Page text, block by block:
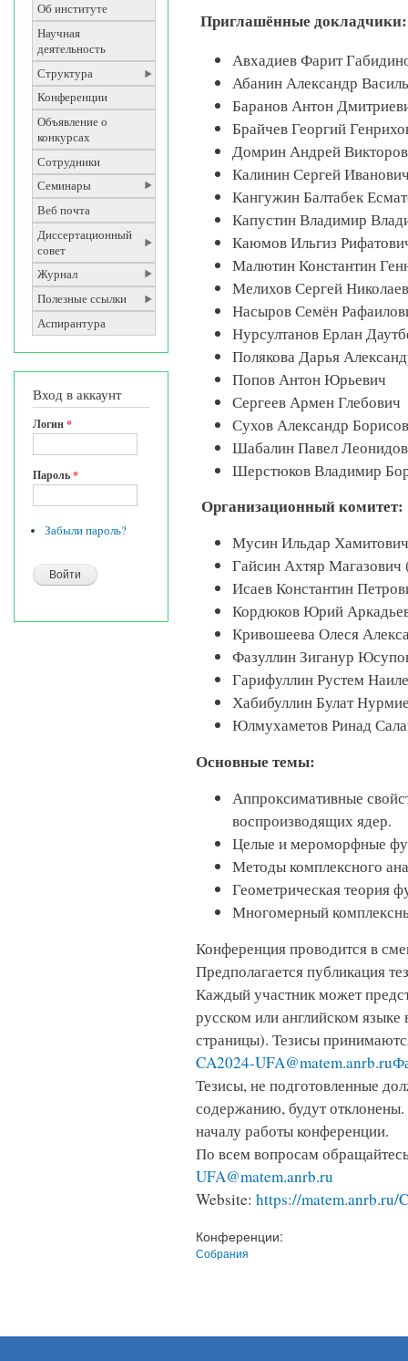
Об институте
Научная
деятельность
Структура
Конференции
Объявление о
конкурсах
Сотрудники
Семинары
Веб почта
Диссертационный
совет
Журнал
Полезные ссылки
Аспирантура
Вход в аккаунт
Логин*
Пароль*
Забыли пароль?
Приглашённые докладчики:
Авхадиев Фарит
Абанин Александр
Баранов Антон
Брайчев Георгий
Домрин Андрей
Калинин Сергей
Кангужин Балтабек
Капустин Владимир
Каюмов Ильгиз
Малютин Константин
Мелихов Сергей
Насыров Семён
Нурсултанов Ерлан
Полякова Дарья
Попов Антон Юрьевич
Сергеев Армен Глебович
Сухов Александр
Шабалин Павел
Шерстюков Владимир
Организационный комитет:
Мусин Ильдар
Гайсин Ахтяр Магазович
Исаев Константин
Кордюков Юрий
Кривошеева Олеся
Фазуллин Зиганур
Гарифуллин Рустем
Хабибуллин Булат
Юлмухаметов Ринад
Основные темы:
Аппроксимативные
воспроизводящих ядер.
Целые и мероморфные
Методы комплексного
Геометрическая теория
Многомерный
Конференция проводится в
Предполагается публикация
Каждый участник может
русском или английском
страницы). Тезисы
CA2024-UFA@matem.anrb.ru
Тезисы, не подготовленные
содержанию, будут отклонены.
началу работы конференции.
По всем вопросам
UFA@matem.anrb.ru
Website: https://matem.anrb.ru/
Конференции:
Собрания